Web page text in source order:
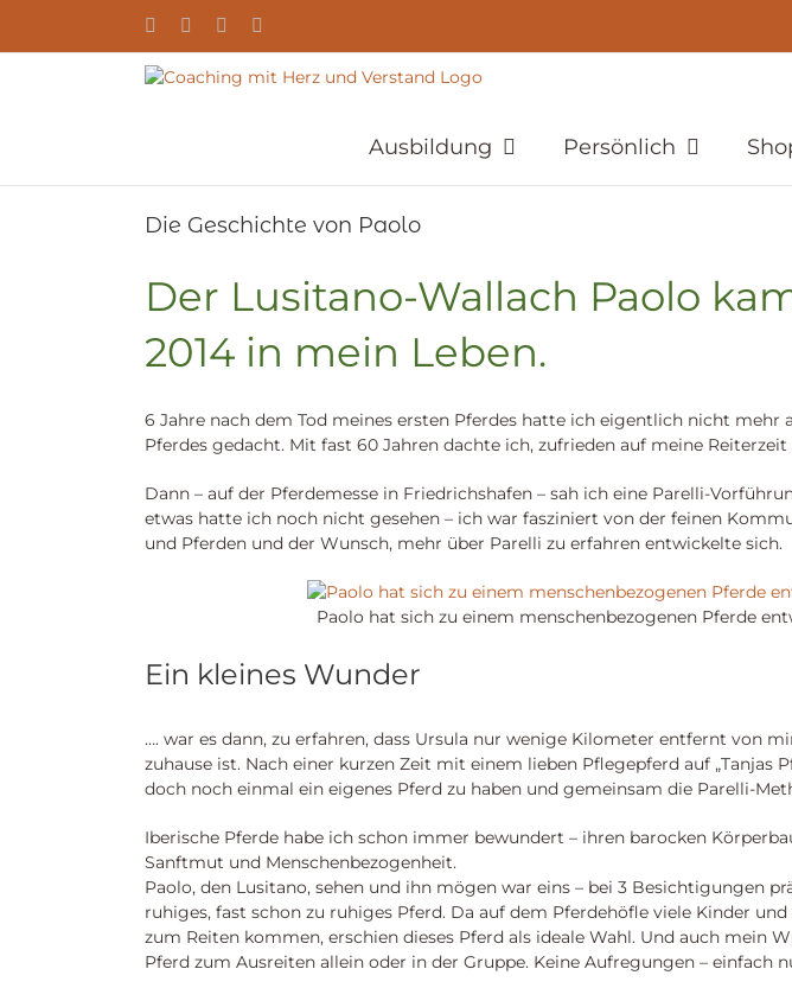
springen
YouTubeFacebookInstagram
Ausbildung Persönlich
Die Geschichte von Paolo
Der Lusitano-Wallach Paolo
2014 in mein Leben.
6 Jahre nach dem Tod meines ersten Pferdes hatte ich eigentlich nicht mehr
Pferdes gedacht. Mit fast 60 Jahren dachte ich, zufrieden auf meine
Dann – auf der Pferdemesse in Friedrichshafen – sah ich eine Parelli-
etwas hatte ich noch nicht gesehen – ich war fasziniert von der feinen
und Pferden und der Wunsch, mehr über Parelli zu erfahren entwickelte sich.
Paolo hat sich zu einem menschenbezogenen Pferde
Ein kleines Wunder
…. war es dann, zu erfahren, dass Ursula nur wenige Kilometer entfernt von
zuhause ist. Nach einer kurzen Zeit mit einem lieben Pflegepferd auf „Tanjas
doch noch einmal ein eigenes Pferd zu haben und gemeinsam die Parelli-
Iberische Pferde habe ich schon immer bewundert – ihren barocken
Sanftmut und Menschenbezogenheit.
Paolo, den Lusitano, sehen und ihn mögen war eins – bei 3 Besichtigungen
ruhiges, fast schon zu ruhiges Pferd. Da auf dem Pferdehöfle viele Kinder
zum Reiten kommen, erschien dieses Pferd als ideale Wahl. Und auch mein
Pferd zum Ausreiten allein oder in der Gruppe. Keine Aufregungen – einfach